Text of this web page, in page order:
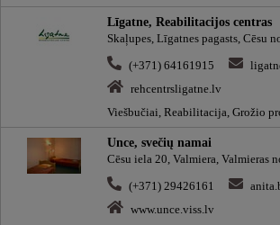
Līgatne, Reabilitacijos centras
Skaļupes, Līgatnes pagasts, Cēsu
(+371) 64161915
rehcentrsligatne.lv
Viešbučiai, Reabilitacija, Grožio
Unce, svečių namai
Cēsu iela 20, Valmiera, Valmieras
(+371) 29426161
www.unce.viss.lv